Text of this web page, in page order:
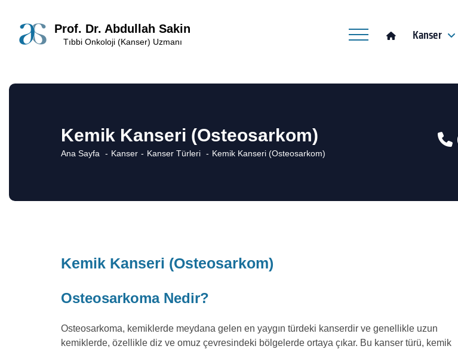
Prof. Dr. Abdullah Sakin
Tıbbi Onkoloji (Kanser) Uzmanı Kanser
Kemik Kanseri (Osteosarkom)
Ana Sayfa Kanser Kanser Türleri Kemik Kanseri (Osteosarkom)
Kemik Kanseri (Osteosarkom)
Osteosarkoma Nedir?
Osteosarkoma, kemiklerde meydana gelen en yaygın türdeki kanserdir ve genellikle uzun
kemiklerde, özellikle diz ve omuz çevresindeki bölgelerde ortaya çıkar. Bu kanser türü, kemik